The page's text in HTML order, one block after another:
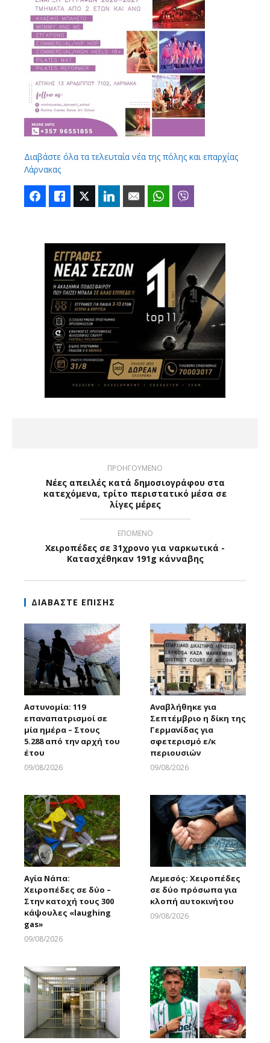
Διαβάστε όλα τα τελευταία νέα της πόλης και επαρχίας
Λάρνακας
FacebookLike Twitter LinkedIn Email WhatsApp
ΠΡΟΗΓΟΥΜΕΝΟ
Νέες απειλές κατά δημοσιογράφου στα
κατεχόμενα, τρίτο περιστατικό μέσα σε
λίγες μέρες
ΕΠΟΜΕΝΟ
Χειροπέδες σε 31χρονο για ναρκωτικά -
Κατασχέθηκαν 191g κάνναβης
ΔΙΑΒΑΣΤΕ ΕΠΙΣΗΣ
Αστυνομία: 119
επαναπατρισμοί σε
μία ημέρα – Στους
5.288 από την αρχή του
έτου
09/08/2026
Αναβλήθηκε για
Σεπτέμβριο η δίκη της
Γερμανίδας για
σφετερισμό ε/κ
περιουσιών
09/08/2026
Αγία Νάπα:
Χειροπέδες σε δύο –
Στην κατοχή τους 300
κάψουλες «laughing
gas»
09/08/2026
Λεμεσός: Χειροπέδες
σε δύο πρόσωπα για
κλοπή αυτοκινήτου
09/08/2026